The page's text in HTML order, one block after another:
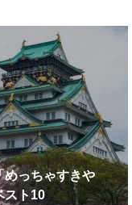
めっちゃすきや
スト10